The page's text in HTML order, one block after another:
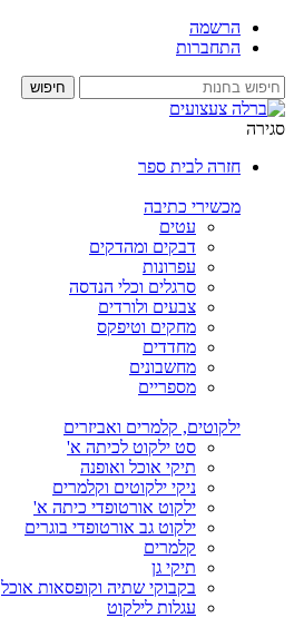
הרשמה
התחברות
סגירה
חזרה לבית ספר
מכשירי כתיבה
עטים
דבקים ומהדקים
עפרונות
סרגלים וכלי הנדסה
צבעים ולורדים
מחקים וטיפקס
מחדדים
מחשבונים
מספריים
ילקוטים, קלמרים ואביזרים
סט ילקוט לכיתה א'
תיקי אוכל ואופנה
ניקי ילקוטים וקלמרים
ילקוט אורטופדי כיתה א'
ילקוט גב אורטופדי בוגרים
קלמרים
תיקי גן
בקבוקי שתיה וקופסאות אוכל
עגלות לילקוט